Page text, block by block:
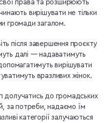
права та розширюють
вирішувати не тільки
громади загалом.
після завершення проєкту
далі — надаватимуть
вирішувати
вразливих жінок.
долучатись до громадських
за потреби, надаємо їм
категорії залучаються